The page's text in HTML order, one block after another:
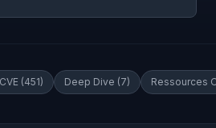
(451) Deep Dive (7) Ressources